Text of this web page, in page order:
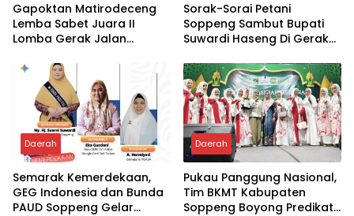
Gapoktan Matirodeceng
Lemba Sabet Juara II
Lomba Gerak Jalan
Sorak-Sorai Petani
Soppeng Sambut Bupati
Suwardi Haseng Di Gerak
Daerah
Semarak Kemerdekaan,
GEG Indonesia dan Bunda
PAUD Soppeng Gelar
Daerah
Pukau Panggung Nasional,
Tim BKMT Kabupaten
Soppeng Boyong Predikat